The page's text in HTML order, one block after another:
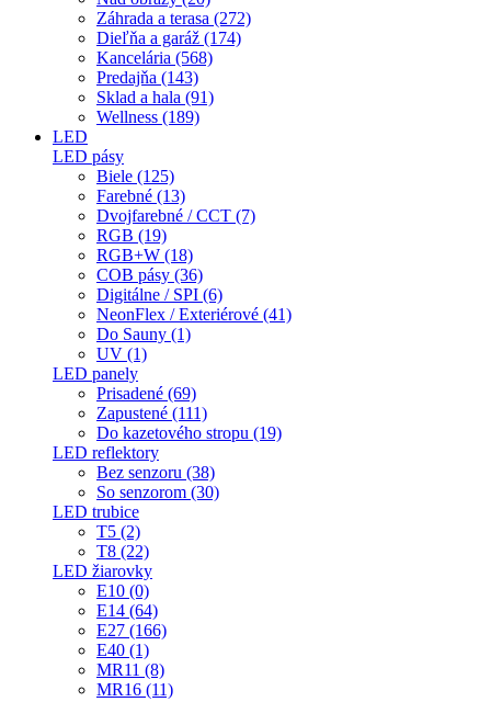
Záhrada a terasa (272)
Dieľňa a garáž (174)
Kancelária (568)
Predajňa (143)
Sklad a hala (91)
Wellness (189)
LED
LED pásy
Biele (125)
Farebné (13)
Dvojfarebné / CCT (7)
RGB (19)
RGB+W (18)
COB pásy (36)
Digitálne / SPI (6)
NeonFlex / Exteriérové (41)
Do Sauny (1)
UV (1)
LED panely
Prisadené (69)
Zapustené (111)
Do kazetového stropu (19)
LED reflektory
Bez senzoru (38)
So senzorom (30)
LED trubice
T5 (2)
T8 (22)
LED žiarovky
E10 (0)
E14 (64)
E27 (166)
E40 (1)
MR11 (8)
MR16 (11)